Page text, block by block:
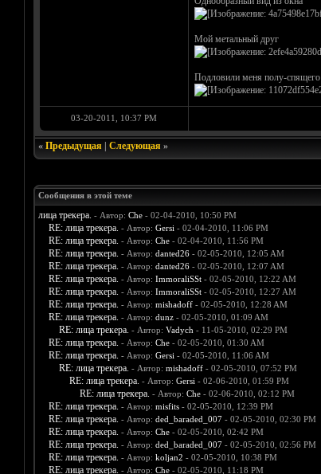
Мой метальный друг
Подловили меня полу-спящего
03-20-2011, 10:37 PM
« Предыдущая| Следующая»
Сообщения в этой теме
лица трекера. - Автор: Che- 02-04-2010, 10:50 PM
RE: лица трекера. - Автор: Gersi - 02-04-2010, 11:06 PM
RE: лица трекера. - Автор: Che- 02-04-2010, 11:56 PM
RE: лица трекера. - Автор: danted26- 02-05-2010, 12:05 AM
RE: лица трекера. - Автор: danted26- 02-05-2010, 12:07 AM
RE: лица трекера. - Автор: ImmoraliSSt- 02-05-2010, 12:22 AM
RE: лица трекера. - Автор: ImmoraliSSt- 02-05-2010, 12:27 AM
RE: лица трекера. - Автор: mishadoff- 02-05-2010, 12:28 AM
RE: лица трекера. - Автор: dunz- 02-05-2010, 01:09 AM
RE: лица трекера. - Автор: Vadych - 11-05-2010, 02:29 PM
RE: лица трекера. - Автор: Che- 02-05-2010, 01:30 AM
RE: лица трекера. - Автор: Gersi - 02-05-2010, 11:06 AM
RE: лица трекера. - Автор: mishadoff- 02-05-2010, 07:52 PM
RE: лица трекера. - Автор: Gersi - 02-06-2010, 01:59 PM
RE: лица трекера. - Автор: Che- 02-06-2010, 02:12 PM
RE: лица трекера. - Автор: misfits- 02-05-2010, 12:39 PM
RE: лица трекера. - Автор: ded_baraded_007- 02-05-2010, 02:30 PM
RE: лица трекера. - Автор: Che- 02-05-2010, 02:42 PM
RE: лица трекера. - Автор: ded_baraded_007- 02-05-2010, 02:56 PM
RE: лица трекера. - Автор: koljan2 - 02-05-2010, 10:38 PM
RE: лица трекера. - Автор: Che- 02-05-2010, 11:18 PM